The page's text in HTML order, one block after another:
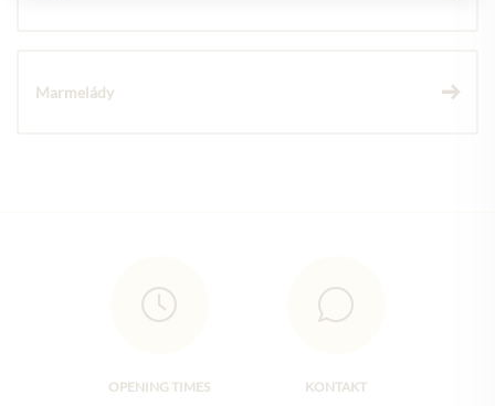
Marmelády
OPENING TIMES KONTAKT